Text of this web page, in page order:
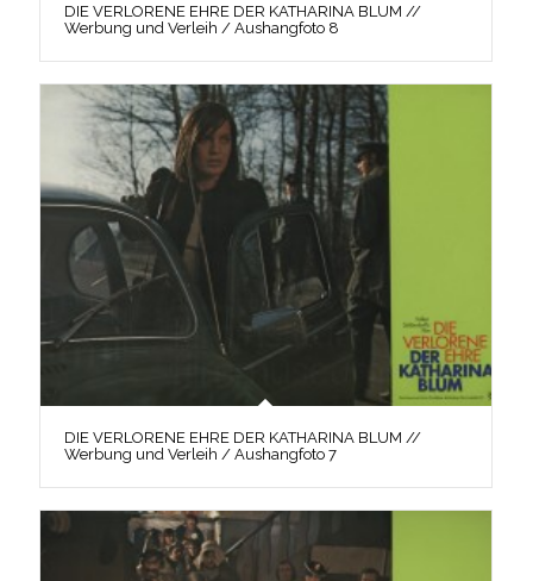
DIE VERLORENE EHRE DER KATHARINA BLUM //
Werbung und Verleih / Aushangfoto 8
DIE VERLORENE EHRE DER KATHARINA BLUM //
Werbung und Verleih / Aushangfoto 7